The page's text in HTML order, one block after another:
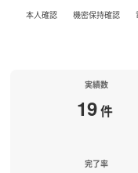
本人確認 機密保持確認
実績数
19件
完了率